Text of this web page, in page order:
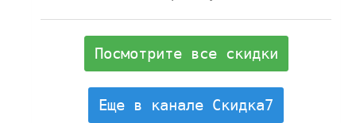
Посмотрите все скидки
Еще в канале Скидка7